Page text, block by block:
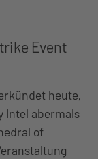
Event
heute,
Intel abermals
of